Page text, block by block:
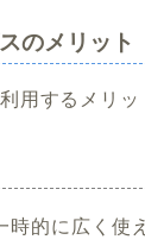
のメリット
用するメリ
時的に広く使